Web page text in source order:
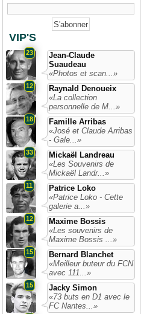
VIP'S
23
Jean-Claude
Suaudeau
«Photos et scan...»
12
Raynald Denoueix
«La collection
personnelle de M...»
18
Famille Arribas
«José et Claude Arribas
- Gale...»
33
Mickaël Landreau
«Les Souvenirs de
Mickaël Landr...»
11
Patrice Loko
«Patrice Loko - Cette
galerie a...»
12
Maxime Bossis
«Les souvenirs de
Maxime Bossis ...»
15
Bernard Blanchet
«Meilleur buteur du FCN
avec 111...»
15
Jacky Simon
«73 buts en D1 avec le
FC Nantes...»